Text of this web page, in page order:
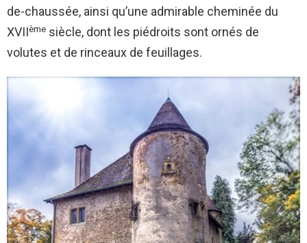
de-chaussée, ainsi qu’une admirable cheminée du
XVIIème siècle, dont les piédroits sont ornés de
volutes et de rinceaux de feuillages.